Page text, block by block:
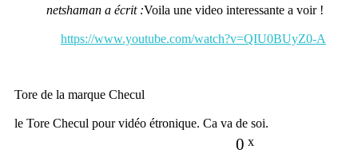
netshaman a écrit :Voila une video interessante a voir !
https://www.youtube.com/watch?v=QIU0BUyZ0-A
Tore de la marque Checul
le Tore Checul pour vidéo étronique. Ca va de soi.
0 x